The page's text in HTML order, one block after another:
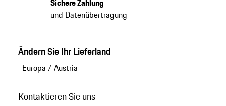
und Datenübertragung
Ändern Sie Ihr Lieferland
Europa / Austria
Kontaktieren Sie uns